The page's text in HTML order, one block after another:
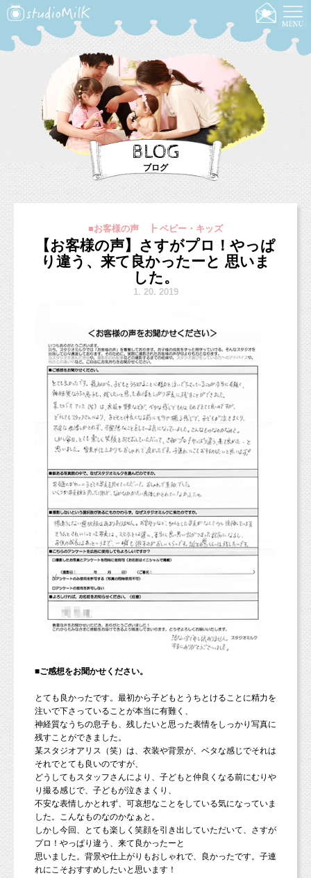
BLOG
ブログ
■お客様の声 ┣ ベビー・キッズ
【お客様の声】さすがプロ！やっぱ
り違う、来て良かったーと 思いま
した。
1. 20. 2019
■ご感想をお聞かせください。
とても良かったです。最初から子どもとうちとけることに精力を
注いで下さっていることが本当に有難く、
神経質なうちの息子も、残したいと思った表情をしっかり写真に
残すことができました。
某スタジオアリス（笑）は、衣装や背景が、ベタな感じでそれは
それでとても良いのですが、
どうしてもスタッフさんにより、子どもと仲良くなる前にむりや
り撮る感じで、子どもが泣きまくり、
不安な表情しかとれず、可哀想なことをしている気になっていま
した。こんなものなのかなぁと。
しかし今回、とても楽しく笑顔を引き出していただいて、さすが
プロ！やっぱり違う、来て良かったーと
思いました。背景や仕上がりもおしゃれで、良かったです。子連
れにこそおすすめしたいと思います！